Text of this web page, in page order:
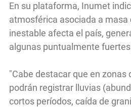
En su plataforma, Inumet
atmosférica asociada a masa
inestable afecta el país,
algunas puntualmente
"Cabe destacar que en zonas
podrán registrar lluvias
cortos períodos, caída de